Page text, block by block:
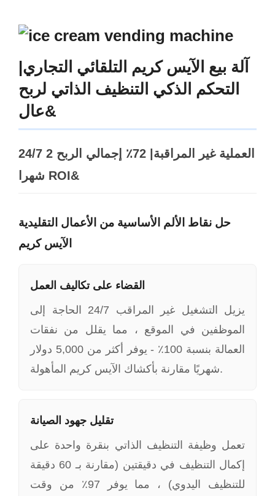
آلة بيع الآيس كريم التلقائي التجاري|
التحكم الذكي التنظيف الذاتي لربح
عال&
24/7 العملية غير المراقبة| 72٪ إجمالي الربح 2
شهرا ROI&
حل نقاط الألم الأساسية من الأعمال التقليدية
الآيس كريم
القضاء على تكاليف العمل
يزيل التشغيل غير المراقب 24/7 الحاجة إلى
الموظفين في الموقع ، مما يقلل من نفقات
العمالة بنسبة 100٪ - يوفر أكثر من 5,000 دولار
شهريًا مقارنة بأكشاك الآيس كريم المأهولة.
تقليل جهود الصيانة
تعمل وظيفة التنظيف الذاتي بنقرة واحدة على
إكمال التنظيف في دقيقتين (مقارنة بـ 60 دقيقة
للتنظيف اليدوي) ، مما يوفر 97٪ من وقت